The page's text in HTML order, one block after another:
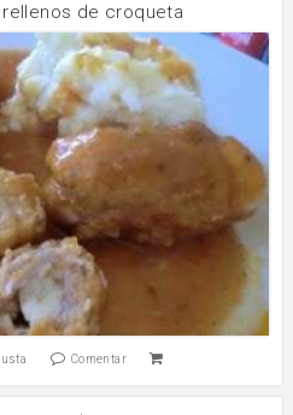
de croqueta
Comentar